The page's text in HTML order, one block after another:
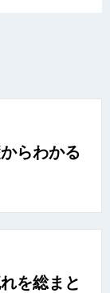
らわかる
を総まと